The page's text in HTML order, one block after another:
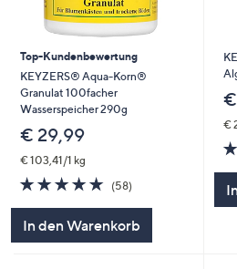
Top-Kundenbewertung
KEYZERS® Aqua-Korn®
Granulat 100facher
Wasserspeicher 290g
€ 29,99
€ 103,41/1 kg
4.8
von
(58)58
In den Warenkorb
€